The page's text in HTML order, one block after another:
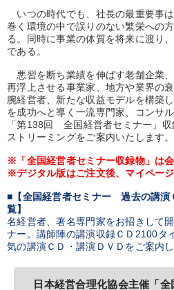
【1月】音声・映像
タル版（音声／動画ストリーミング
音声と動画で学ぶ 【2月】音声
業種
キーワード
いつの時代でも、社長の最重要事
巻く環境の中で誤りのない繁栄への
る。同時に事業の体質を将来に渡り
である。
悪習を断ち業績を伸ばす老舗企業
再浮上させる事業家、地方や業界の
腕経営者、新たな収益モデルを構築
を成功へと導く一流専門家、コンサ
「第138回 全国経営者セミナー」収
ストリーミングをご案内いたします
※「全国経営者セミナー収録物」は会
※デジタル版はご注文後、マイペー
■【全国経営者セミナー 過去の講演
覧】
名経営者、著名専門家をお招きして
ナー。講師陣の講演収録ＣＤ2100タ
気の講演ＣＤ・講演ＤＶＤをご案内し
日本経営合理化協会主催「